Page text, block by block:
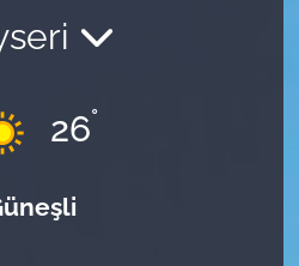
26°